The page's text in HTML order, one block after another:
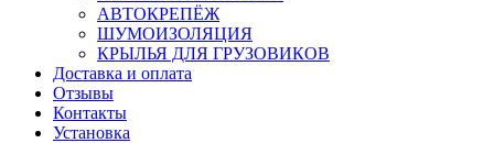
АВТОКРЕПЁЖ
ШУМОИЗОЛЯЦИЯ
КРЫЛЬЯ ДЛЯ ГРУЗОВИКОВ
Доставка и оплата
Отзывы
Контакты
Установка